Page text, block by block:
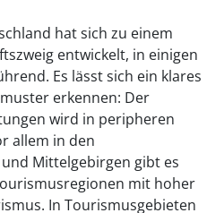
hat sich zu einem
entwickelt, in einigen
Es lässt sich ein klares
erkennen: Der
wird in peripheren
allem in den
Mittelgebirgen gibt es
mit hoher
In Tourismusgebieten